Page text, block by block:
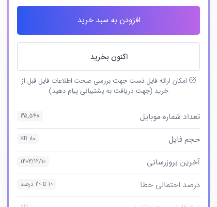
افزودن به سبد خرید
اکنون بخرید
امکان ارائه فایل تست جهت بررسی صحت اطلاعات فایل قبل از
خرید (جهت دریافت به پشتیبانی پیام دهید)
تعداد شماره موبایل 35,548
حجم فایل 80 KB
آخرین بروزرسانی 1403/12/10
درصد احتمالی خطا 10 تا 20 درصد